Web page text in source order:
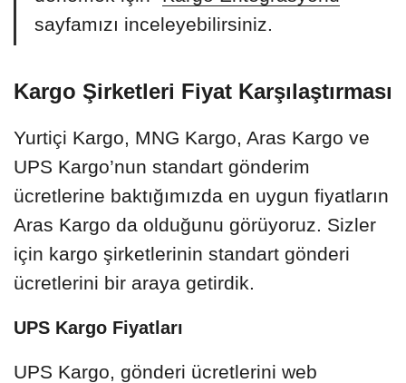
sayfamızı inceleyebilirsiniz.
Kargo Şirketleri Fiyat Karşılaştırması
Yurtiçi Kargo, MNG Kargo, Aras Kargo ve
UPS Kargo’nun standart gönderim
ücretlerine baktığımızda en uygun fiyatların
Aras Kargo da olduğunu görüyoruz. Sizler
için kargo şirketlerinin standart gönderi
ücretlerini bir araya getirdik.
UPS Kargo Fiyatları
UPS Kargo, gönderi ücretlerini web